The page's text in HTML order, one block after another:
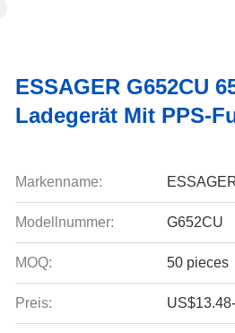
ESSAGER G652CU
Ladegerät Mit PPS-
Markenname:
Modellnummer: G652CU
MOQ: 50 pieces
Preis: